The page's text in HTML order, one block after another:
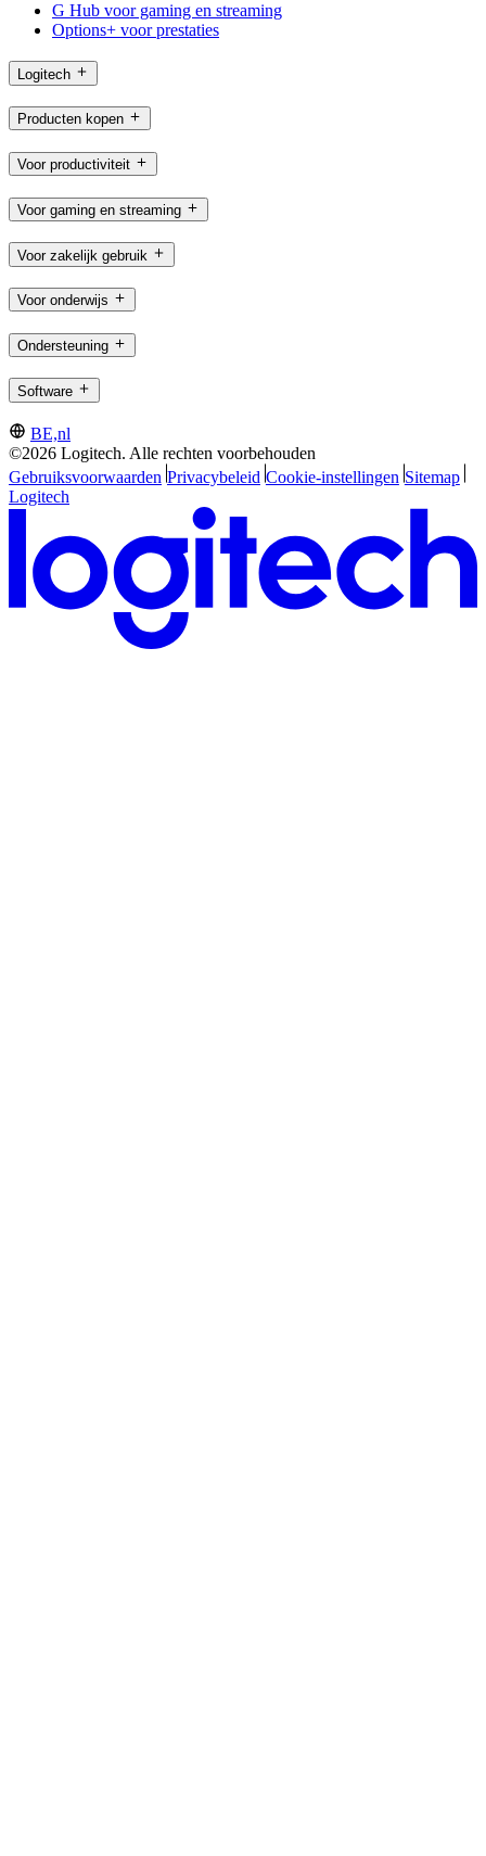
G Hub voor gaming en streaming
Options+ voor prestaties
Logitech
Producten kopen
Voor productiviteit
Voor gaming en streaming
Voor zakelijk gebruik
Voor onderwijs
Ondersteuning
Software
BE,nl
©2026 Logitech. Alle rechten voorbehouden
Gebruiksvoorwaarden Privacybeleid Cookie-instellingen Sitemap
Logitech